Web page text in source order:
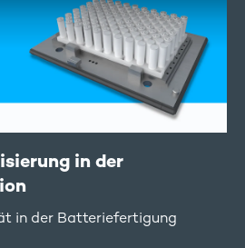
in der
in der Batteriefertigung